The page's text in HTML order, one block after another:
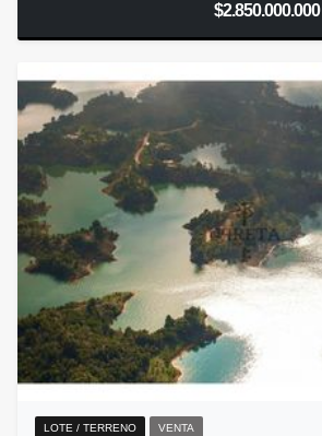
$2.850.000.000
LOTE / TERRENO VENTA